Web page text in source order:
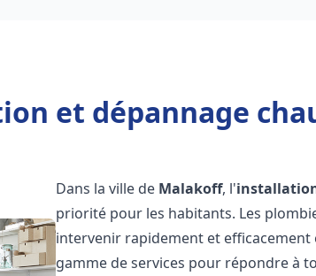
et dépannage
Dans la ville de Malakoff, l'
priorité pour les habitants. Les
intervenir rapidement et efficacement
gamme de services pour répondre à